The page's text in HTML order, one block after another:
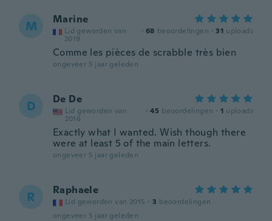
M Marine
Lid geworden van
2019
· 68 beoordelingen · 31 uploads
Comme les pièces de scrabble très bien
ongeveer 5 jaar geleden
D De De
Lid geworden van
2016
· 45 beoordelingen · 1 uploads
Exactly what I wanted. Wish though there
were at least 5 of the main letters.
ongeveer 5 jaar geleden
R Raphaele
Lid geworden van 2015 · 3 beoordelingen
ongeveer 5 jaar geleden